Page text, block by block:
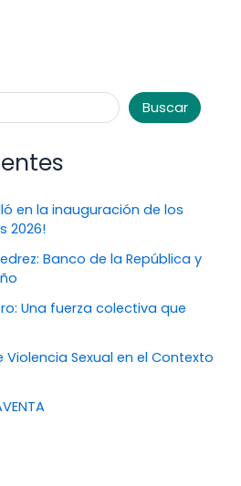
Buscar
en la inauguración de los
2026!
Banco de la República y
Una fuerza colectiva que
Violencia Sexual en el Contexto